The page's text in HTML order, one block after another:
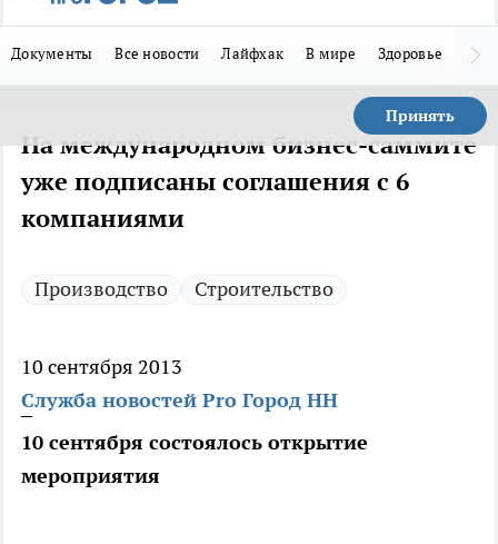
Документы Все новости Лайфхак В мире Здоровье
Принять
На международном бизнес-саммите
уже подписаны соглашения с 6
компаниями
Производство Строительство
10 сентября 2013
Служба новостей Pro Город НН
10 сентября состоялось открытие
мероприятия